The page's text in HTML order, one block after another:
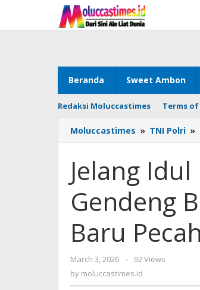
content
Beranda Sweet Ambon
Redaksi Moluccastimes Terms of
Moluccastimes » TNI Polri »
IX
BI
Jelang
Gendeng
Baru
March 3, 2026
by
moluccastimes.id
-
92 Views
by moluccastimes.id